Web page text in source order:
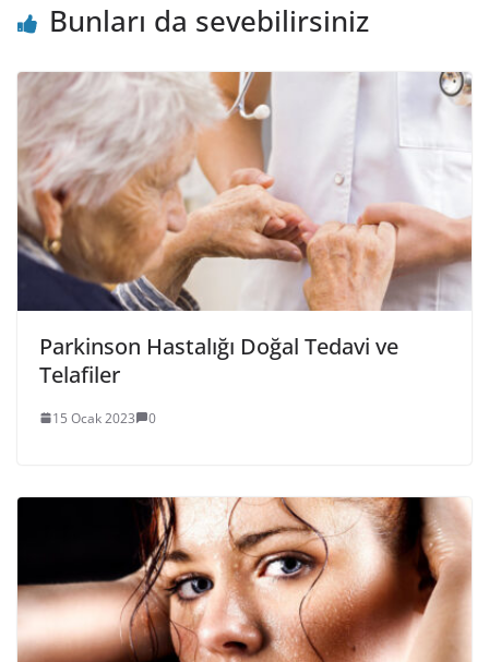
Bunları da sevebilirsiniz
Parkinson Hastalığı Doğal Tedavi ve
Telafiler
15 Ocak 2023 0